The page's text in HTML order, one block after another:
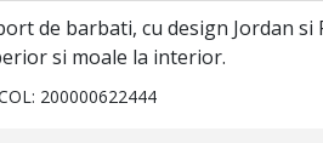
de barbati, cu design Jordan si
si moale la interior.
200000622444